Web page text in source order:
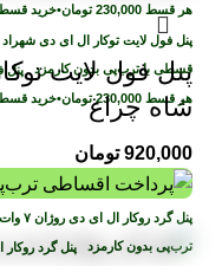
هر قسط 230,000 تومان•خرید
قسطی با ترب‌پی بدون کارمزد
هر قسط 230,000 تومان•خرید
شاه چراغ
920,000 تومان
ترب‌پی بدون کارمزد